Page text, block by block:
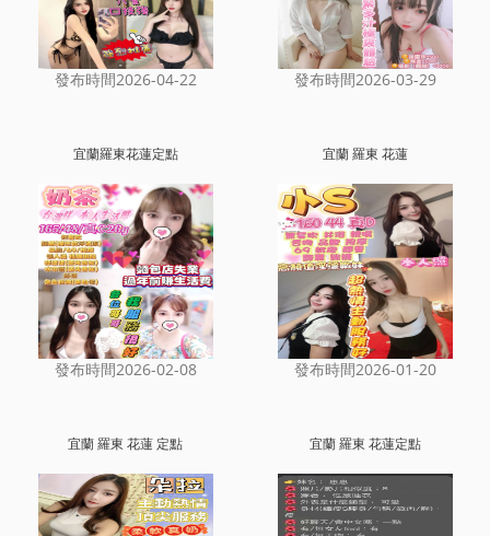
發布時間2026-04-22 發布時間2026-03-29
宜蘭羅東花蓮定點
發布時間2026-02-08
宜蘭 羅東 花蓮
發布時間2026-01-20
宜蘭 羅東 花蓮 定點 宜蘭 羅東 花蓮定點